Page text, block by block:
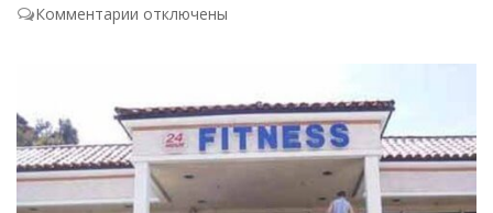
Комментарии к
фитнес»:
появился
текст
минфиновского
отключены